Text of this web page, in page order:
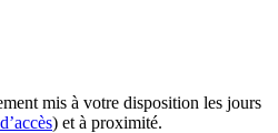
mis à votre disposition les jours
) et à proximité.